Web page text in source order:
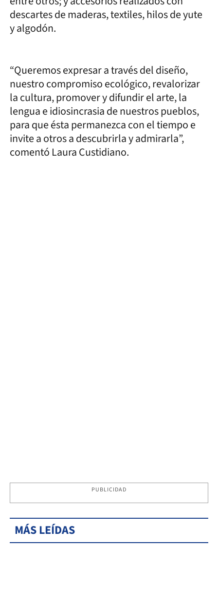
descartes de maderas, textiles, hilos de yute
y algodón.
“Queremos expresar a través del diseño,
nuestro compromiso ecológico, revalorizar
la cultura, promover y difundir el arte, la
lengua e idiosincrasia de nuestros pueblos,
para que ésta permanezca con el tiempo e
invite a otros a descubrirla y admirarla”,
comentó Laura Custidiano.
PUBLICIDAD
MÁS LEÍDAS